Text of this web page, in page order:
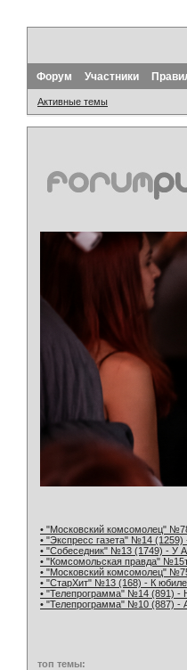
Форум Участники
Активные темы
• "Московский комсомолец"
• "Экспресс газета" №14 (1259)
• "Собеседник" №13 (1749) - У
• "Комсомольская правда"
• "Московский комсомолец"
• "СтарХит" №13 (168) - К
• "Телепрограмма" №14 (891) -
• "Телепрограмма" №10 (887) -
топ темы: